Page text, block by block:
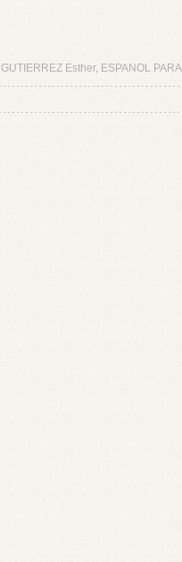
GUTIERREZ Esther, ESPANOL PARA